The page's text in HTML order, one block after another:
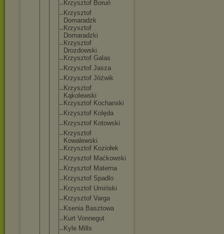
Krzysztof Boruń
Krzysztof
Domaradzk
Krzysztof
Domaradzki
Krzysztof
Drozdowski
Krzysztof Galas
Krzysztof Jasza
Krzysztof Jóźwik
Krzysztof
Kąkolewski
Krzysztof Kochanski
Krzysztof Kolęda
Krzysztof Kotowski
Krzysztof
Kowalewski
Krzysztof Koziołek
Krzysztof Maćkowski
Krzysztof Materna
Krzysztof Spadlo
Krzysztof Umiński
Krzysztof Varga
Ksenia Basztowa
Kurt Vonnegut
Kyle Mills